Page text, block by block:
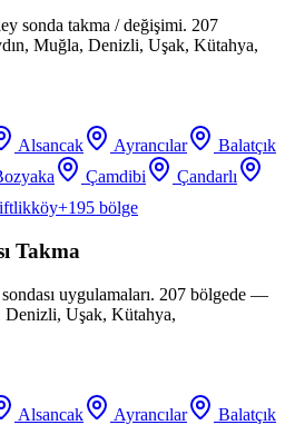
sonda takma / değişimi. 207
Muğla, Denizli, Uşak, Kütahya,
Alsancak Ayrancılar
Balatçık
Çamdibi
Çandarlı
+195 bölge
Takma
uygulamaları. 207 bölgede —
Denizli, Uşak, Kütahya,
Alsancak Ayrancılar
Balatçık